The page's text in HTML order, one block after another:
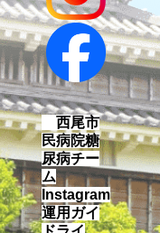
西尾市
民病院糖
尿病チー
ム
Instagram
運用ガイ